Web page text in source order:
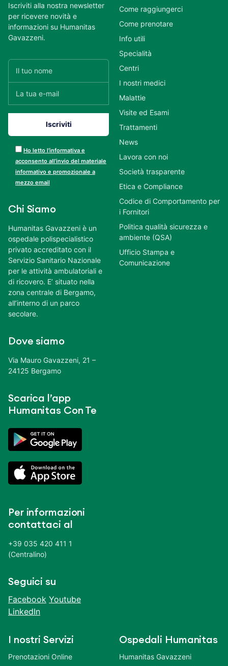
Iscriviti alla nostra newsletter
per ricevere novità e
informazioni su Humanitas
Gavazzeni.
Ho letto l’informativa e
acconsento all’invio del materiale
informativo e promozionale a
mezzo email
Chi Siamo
Humanitas Gavazzeni è un
ospedale polispecialistico
privato accreditato con il
Servizio Sanitario Nazionale
per le attività ambulatoriali e
di ricovero. E’ situato nella
zona centrale di Bergamo,
all’interno di un parco
secolare.
Dove siamo
Via Mauro Gavazzeni, 21 –
24125 Bergamo
Scarica l’app
Humanitas Con Te
Per informazioni
contattaci al
+39 035 420 411 1
(Centralino)
Seguici su
Facebook Youtube
LinkedIn
Come raggiungerci
Come prenotare
Info utili
Specialità
Centri
I nostri medici
Malattie
Visite ed Esami
Trattamenti
News
Lavora con noi
Società trasparente
Etica e Compliance
Codice di Comportamento per
i Fornitori
Politica qualità sicurezza e
ambiente (QSA)
Ufficio Stampa e
Comunicazione
I nostri Servizi
Prenotazioni Online
Ospedali Humanitas
Humanitas Gavazzeni